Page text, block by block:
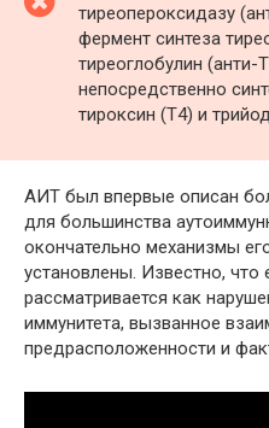
тиреопероксидазу
фермент синтеза
тиреоглобулин (анти-
непосредственно
тироксин (Т4) и
АИТ был впервые описан
для большинства
окончательно механизмы
установлены. Известно, что
рассматривается как
иммунитета, вызванное
предрасположенности и